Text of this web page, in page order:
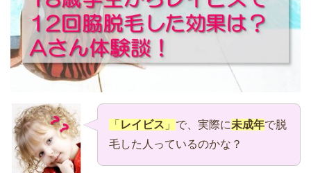
「 レイビス 」 で、実際に未成年で脱
毛した人っているのかな？